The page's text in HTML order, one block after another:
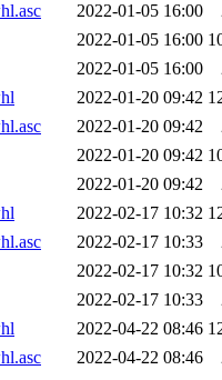
2022-01-05 16:00
2022-01-05 16:00
2022-01-05 16:00
2022-01-20 09:42
2022-01-20 09:42
2022-01-20 09:42
2022-01-20 09:42
2022-02-17 10:32
2022-02-17 10:33
2022-02-17 10:32
2022-02-17 10:33
2022-04-22 08:46
2022-04-22 08:46